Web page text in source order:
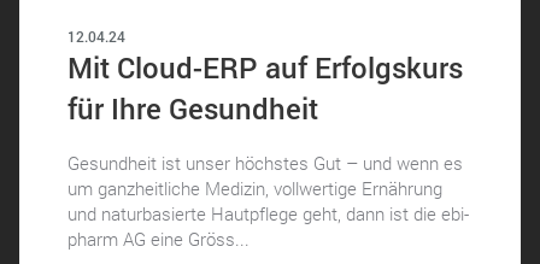
12.04.24
Mit Cloud-ERP auf Erfolgskurs
für Ihre Gesundheit
Gesundheit ist unser höchstes Gut – und wenn es
um ganzheitliche Medizin, vollwertige Ernährung
und naturbasierte Hautpflege geht, dann ist die ebi-
pharm AG eine Gröss...